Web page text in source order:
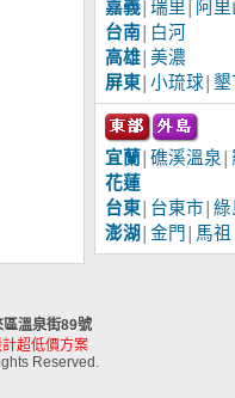
嘉義│ 瑞里
阿里
台南
白河
高雄│ 美濃
屏東 小琉球 墾
宜蘭 礁溪溫泉
花蓮
台東 台東市 綠
澎湖
金門 馬祖
溫泉街89號
超低價方案
Reserved.